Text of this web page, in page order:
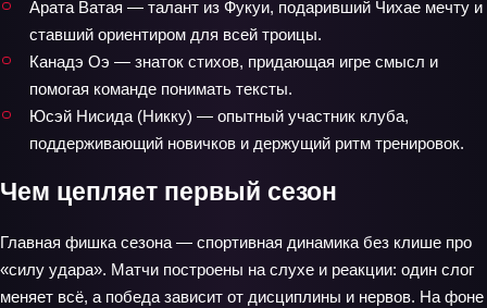
Арата Ватая — талант из Фукуи, подаривший Чихае мечту и
ставший ориентиром для всей троицы.
Канадэ Оэ — знаток стихов, придающая игре смысл и
помогая команде понимать тексты.
Юсэй Нисида (Никку) — опытный участник клуба,
поддерживающий новичков и держущий ритм тренировок.
Чем цепляет первый сезон
Главная фишка сезона — спортивная динамика без клише про
«силу удара». Матчи построены на слухе и реакции: один слог
меняет всё, а победа зависит от дисциплины и нервов. На фоне